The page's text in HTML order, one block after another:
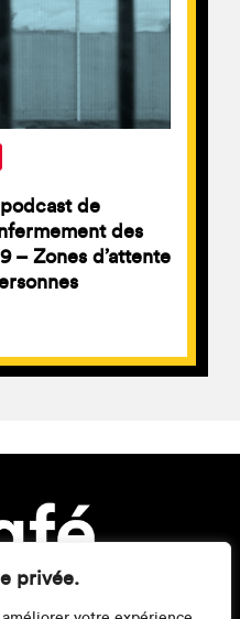
privée.
de
des
– Zones d’attente